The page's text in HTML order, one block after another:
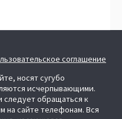
соглашение
носят сугубо
исчерпывающими.
обращаться к
на сайте телефонам. Вся